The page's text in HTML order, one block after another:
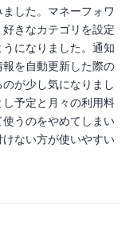
した。マネーフォワ
きなカテゴリを設定
になりました。通知
を自動更新した際の
が少し気になりまし
予定と月々の利用料
うのをやめてしまい
ない方が使いやすい